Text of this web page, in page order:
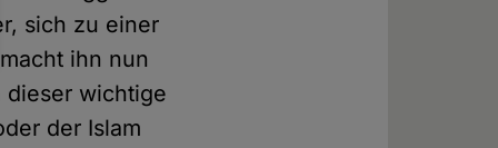
sich zu einer
ihn nun
dieser wichtige
der Islam